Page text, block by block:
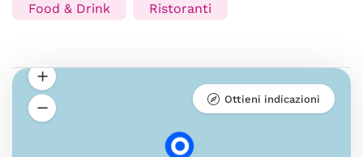
Food & Drink Ristoranti
Ottieni indicazioni